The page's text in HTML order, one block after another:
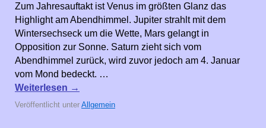
Zum Jahresauftakt ist Venus im größten Glanz das
Highlight am Abendhimmel. Jupiter strahlt mit dem
Wintersechseck um die Wette, Mars gelangt in
Opposition zur Sonne. Saturn zieht sich vom
Abendhimmel zurück, wird zuvor jedoch am 4. Januar
vom Mond bedeckt. …
Weiterlesen →
Veröffentlicht unter Allgemein